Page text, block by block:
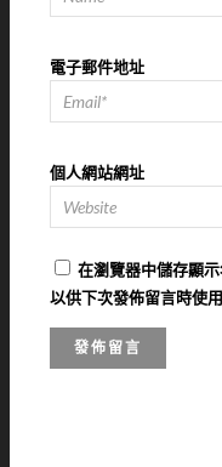
電子郵件地址
個人網站網址
在瀏覽器中儲存顯
以供下次發佈留言時使用